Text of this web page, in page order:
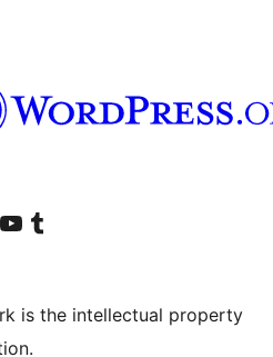
YouTube チャンネルへ Tumblr アカウントへ
is the intellectual property